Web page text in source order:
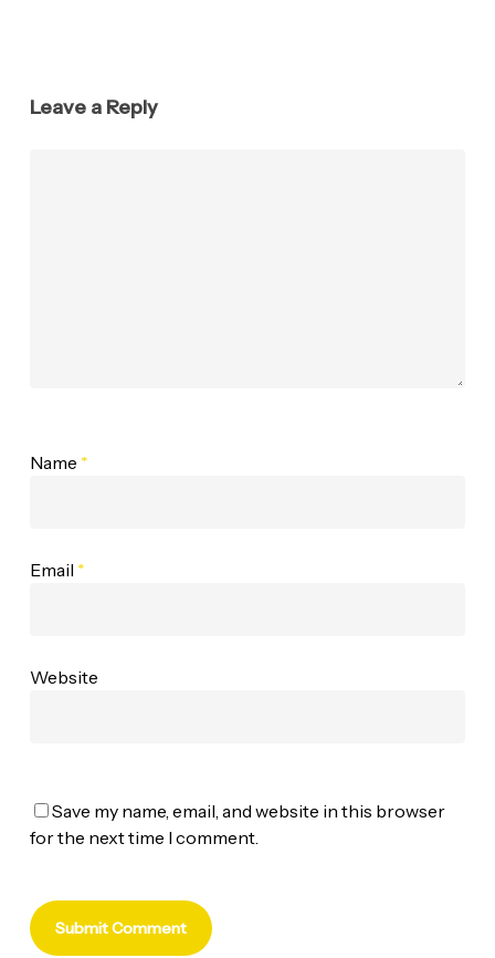
Leave a Reply
Name *
Email *
Website
Save my name, email, and website in this browser
for the next time I comment.